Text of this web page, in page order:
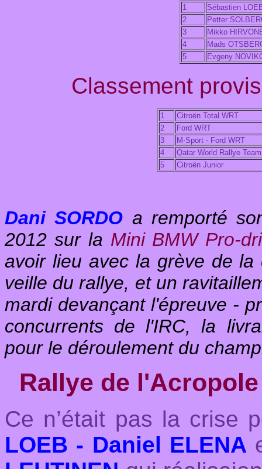
1
Sébastien
2
Petter
3
Mikko
4
Mads
5
Evgeny
Classement
1
Citroën Total WRT
2
Ford WRT
3
M-Sport - Ford WRT
4
Qatar World Rallye Team
5
Citroën Junior
Dani SORDO a remporté
2012 sur la Mini BMW Pro-
avoir lieu avec la grève de
veille du rallye, et un
mardi devançant l'épreuve -
concurrents de l'IRC, la
pour le déroulement du
Rallye de
Ce n’était pas la crise
LOEB - Daniel ELENA